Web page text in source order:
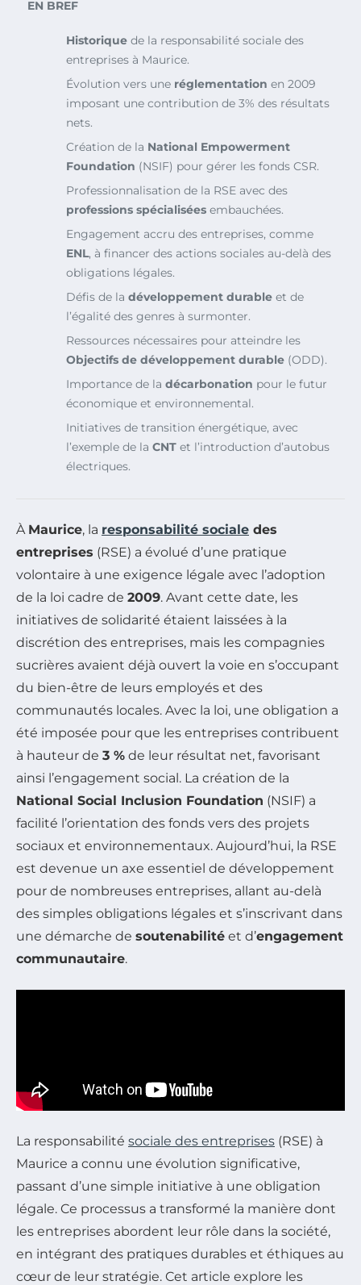
EN BREF
Historique de la responsabilité sociale des
entreprises à Maurice.
Évolution vers une réglementation en 2009
imposant une contribution de 3% des résultats
nets.
Création de la National Empowerment
Foundation (NSIF) pour gérer les fonds CSR.
Professionnalisation de la RSE avec des
professions spécialisées embauchées.
Engagement accru des entreprises, comme
ENL, à financer des actions sociales au-delà des
obligations légales.
Défis de la développement durable et de
l’égalité des genres à surmonter.
Ressources nécessaires pour atteindre les
Objectifs de développement durable (ODD).
Importance de la décarbonation pour le futur
économique et environnemental.
Initiatives de transition énergétique, avec
l’exemple de la CNT et l’introduction d’autobus
électriques.
À Maurice, la responsabilité sociale des
entreprises (RSE) a évolué d’une pratique
volontaire à une exigence légale avec l’adoption
de la loi cadre de 2009. Avant cette date, les
initiatives de solidarité étaient laissées à la
discrétion des entreprises, mais les compagnies
sucrières avaient déjà ouvert la voie en s’occupant
du bien-être de leurs employés et des
communautés locales. Avec la loi, une obligation a
été imposée pour que les entreprises contribuent
à hauteur de 3 % de leur résultat net, favorisant
ainsi l’engagement social. La création de la
National Social Inclusion Foundation (NSIF) a
facilité l’orientation des fonds vers des projets
sociaux et environnementaux. Aujourd’hui, la RSE
est devenue un axe essentiel de développement
pour de nombreuses entreprises, allant au-delà
des simples obligations légales et s’inscrivant dans
une démarche de soutenabilité et d’engagement
communautaire.
La responsabilité sociale des entreprises (RSE) à
Maurice a connu une évolution significative,
passant d’une simple initiative à une obligation
légale. Ce processus a transformé la manière dont
les entreprises abordent leur rôle dans la société,
en intégrant des pratiques durables et éthiques au
cœur de leur stratégie. Cet article explore les